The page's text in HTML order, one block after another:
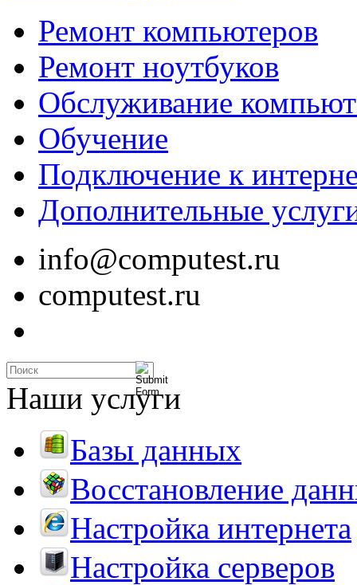
Ремонт компьютеров
Ремонт ноутбуков
Обслуживание
Обучение
Подключение к
Дополнительные
info@computest.ru
computest.ru
Наши услуги
Базы данных
Восстановление
Настройка интернета
Настройка серверов